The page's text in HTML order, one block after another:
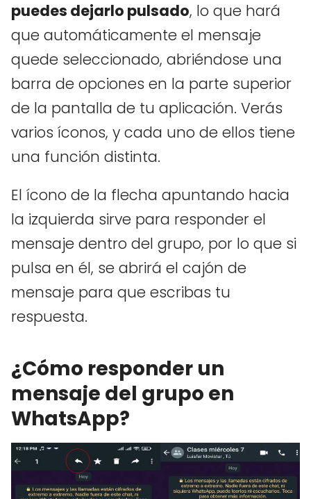
puedes dejarlo pulsado, lo que hará
que automáticamente el mensaje
quede seleccionado, abriéndose una
barra de opciones en la parte superior
de la pantalla de tu aplicación. Verás
varios íconos, y cada uno de ellos tiene
una función distinta.
El ícono de la flecha apuntando hacia
la izquierda sirve para responder el
mensaje dentro del grupo, por lo que si
pulsa en él, se abrirá el cajón de
mensaje para que escribas tu
respuesta.
¿Cómo responder un
mensaje del grupo en
WhatsApp?